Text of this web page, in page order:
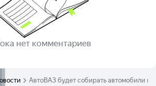
нет комментариев
АвтоВАЗ будет собирать автомобили